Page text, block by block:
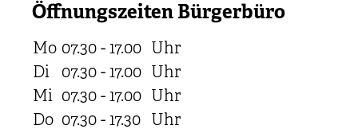
Öffnungszeiten Bürgerbüro
Mo 07.30 - 17.00 Uhr
Di
07.30 - 17.00 Uhr
Mi 07.30 - 17.00 Uhr
Do 07.30 - 17.30 Uhr